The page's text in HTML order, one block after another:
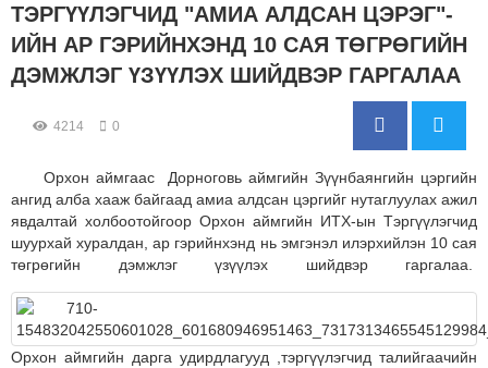
ТЭРГҮҮЛЭГЧИД "АМИА АЛДСАН ЦЭРЭГ"-
ИЙН АР ГЭРИЙНХЭНД 10 САЯ ТӨГРӨГИЙН
ДЭМЖЛЭГ ҮЗҮҮЛЭХ ШИЙДВЭР ГАРГАЛАА
4214 0
Орхон аймгаас Дорноговь аймгийн Зүүнбаянгийн цэргийн
ангид алба хааж байгаад амиа алдсан цэргийг нутаглуулах ажил
явдалтай холбоотойгоор Орхон аймгийн ИТХ-ын Тэргүүлэгчид
шуурхай хуралдан, ар гэрийнхэнд нь эмгэнэл илэрхийлэн 10 сая
төгрөгийн дэмжлэг үзүүлэх шийдвэр гаргалаа.
Орхон аймгийн дарга удирдлагууд ,тэргүүлэгчид талийгаачийн